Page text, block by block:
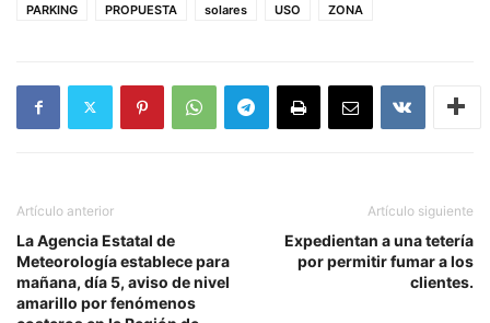
PARKING
PROPUESTA solares USO ZONA
Artículo anterior
La Agencia Estatal de
Meteorología establece para
mañana, día 5, aviso de nivel
amarillo por fenómenos
Artículo siguiente
Expedientan a una tetería
por permitir fumar a los
clientes.